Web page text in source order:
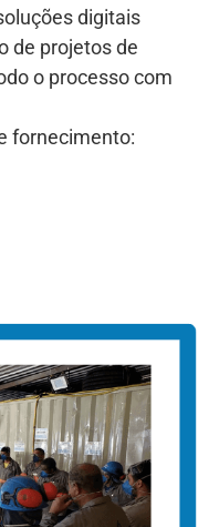
digitais
de projetos de
o processo com
fornecimento: